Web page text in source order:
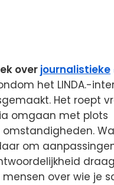
over journalistieke
het LINDA.-
Het roept
omgaan met plots
om
mensen over wie je